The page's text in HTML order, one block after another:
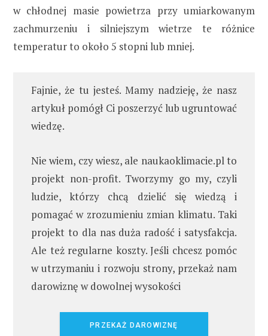
w chłodnej masie powietrza przy umiarkowanym
zachmurzeniu i silniejszym wietrze te różnice
temperatur to około 5 stopni lub mniej.
Fajnie, że tu jesteś. Mamy nadzieję, że nasz
artykuł pomógł Ci poszerzyć lub ugruntować
wiedzę.
Nie wiem, czy wiesz, ale naukaoklimacie.pl to
projekt non-profit. Tworzymy go my, czyli
ludzie, którzy chcą dzielić się wiedzą i
pomagać w zrozumieniu zmian klimatu. Taki
projekt to dla nas duża radość i satysfakcja.
Ale też regularne koszty. Jeśli chcesz pomóc
w utrzymaniu i rozwoju strony, przekaż nam
darowiznę w dowolnej wysokości
PRZEKAŻ DAROWIZNĘ